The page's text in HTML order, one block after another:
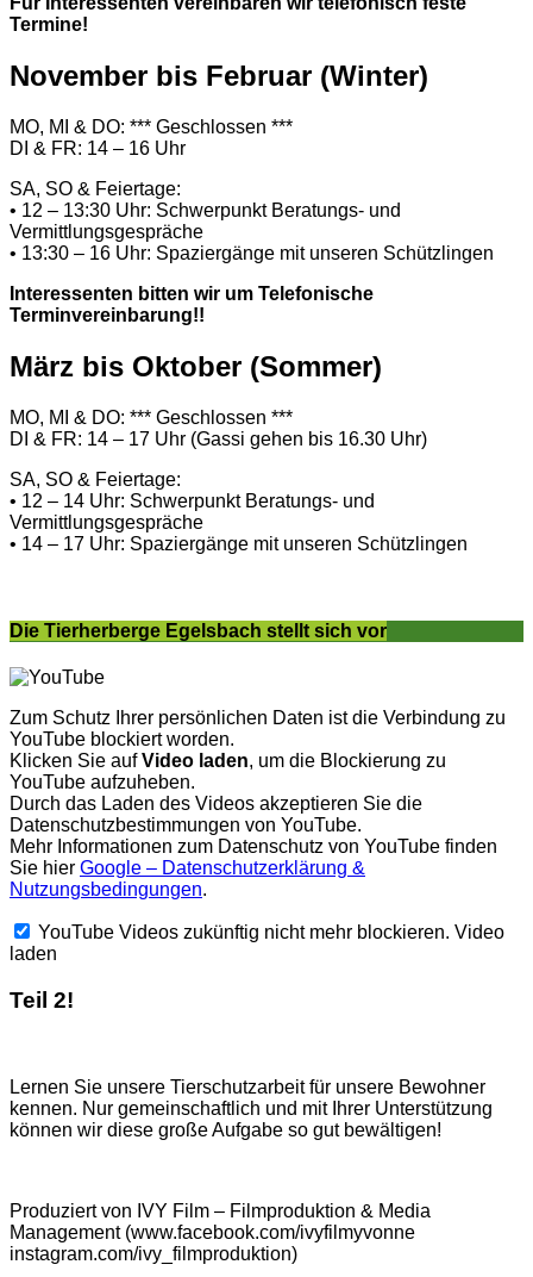
Termine!
November bis Februar (Winter)
MO, MI & DO: *** Geschlossen ***
DI & FR: 14 – 16 Uhr
SA, SO & Feiertage:
• 12 – 13:30 Uhr: Schwerpunkt Beratungs- und
Vermittlungsgespräche
• 13:30 – 16 Uhr: Spaziergänge mit unseren Schützlingen
Interessenten bitten wir um Telefonische
Terminvereinbarung!!
März bis Oktober (Sommer)
MO, MI & DO: *** Geschlossen ***
DI & FR: 14 – 17 Uhr (Gassi gehen bis 16.30 Uhr)
SA, SO & Feiertage:
• 12 – 14 Uhr: Schwerpunkt Beratungs- und
Vermittlungsgespräche
• 14 – 17 Uhr: Spaziergänge mit unseren Schützlingen
Die Tierherberge Egelsbach stellt sich vor
Zum Schutz Ihrer persönlichen Daten ist die Verbindung zu
YouTube blockiert worden.
Klicken Sie aufVideo laden, um die Blockierung zu
YouTube aufzuheben.
Durch das Laden des Videos akzeptieren Sie die
Datenschutzbestimmungen von YouTube.
Mehr Informationen zum Datenschutz von YouTube finden
Sie hier Google – Datenschutzerklärung &
Nutzungsbedingungen.
YouTube Videos zukünftig nicht mehr blockieren. Video
laden
Teil 2!
Lernen Sie unsere Tierschutzarbeit für unsere Bewohner
kennen. Nur gemeinschaftlich und mit Ihrer Unterstützung
können wir diese große Aufgabe so gut bewältigen!
Produziert von IVY Film – Filmproduktion & Media
Management (www.facebook.com/ivyfilmyvonne
instagram.com/ivy_filmproduktion)